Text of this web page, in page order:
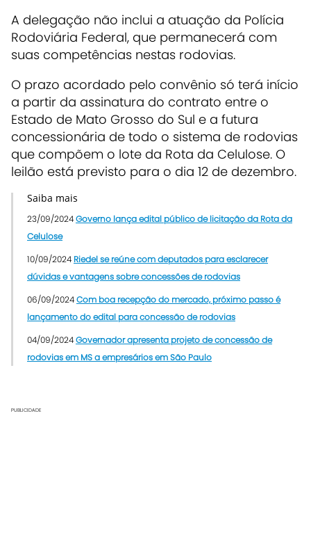
A delegação não inclui a atuação da Polícia
Rodoviária Federal, que permanecerá com
suas competências nestas rodovias.
O prazo acordado pelo convênio só terá início
a partir da assinatura do contrato entre o
Estado de Mato Grosso do Sul e a futura
concessionária de todo o sistema de rodovias
que compõem o lote da Rota da Celulose. O
leilão está previsto para o dia 12 de dezembro.
Saiba mais
23/09/2024Governo lança edital público de licitação da Rota da
Celulose
10/09/2024 Riedel se reúne com deputados para esclarecer
dúvidas e vantagens sobre concessões de rodovias
06/09/2024Com boa recepção do mercado, próximo passo é
lançamento do edital para concessão de rodovias
04/09/2024Governador apresenta projeto de concessão de
rodovias em MS a empresários em São Paulo
PUBLICIDADE